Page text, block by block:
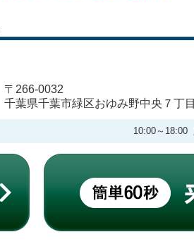
〒266-0032
千葉県千葉市緑区おゆみ野中央７丁
10:00～18:00